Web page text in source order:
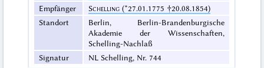
Empfänger
Schelling (*27.01.1775 †20.08.1854)
Standort
Berlin, Berlin-Brandenburgische
Akademie der Wissenschaften,
Schelling-Nachlaß
Signatur
NL Schelling, Nr. 744